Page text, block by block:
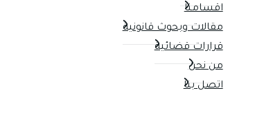
اقسامنا
مقالات وبحوث قانونية
قرارات قضائية
من نحن
اتصل بنا